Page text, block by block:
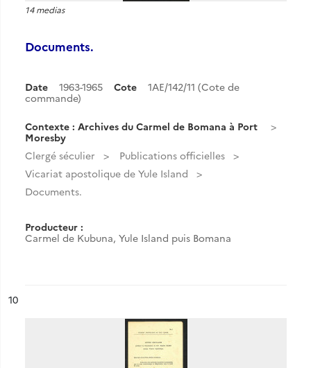
14 medias
Documents.
Date 1963-1965 Cote
1AE/142/11 (Cote de
commande)
Contexte : Archives du Carmel de Bomana à Port
Moresby
Clergé séculier
Publications officielles
Vicariat apostolique de Yule Island
Documents.
Producteur :
Carmel de Kubuna, Yule Island puis Bomana
n°
10